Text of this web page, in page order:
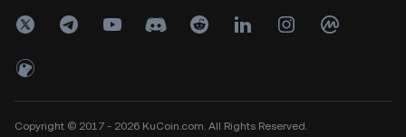
Copyright © 2017 - 2026 KuCoin.com. All Rights Reserved.